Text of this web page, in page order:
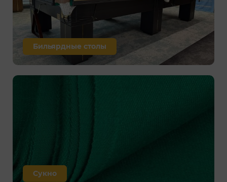
Бильярдные столы
Сукно